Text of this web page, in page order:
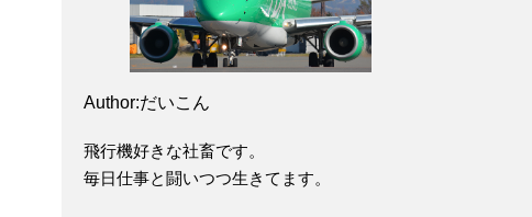
Author:だいこん
飛行機好きな社畜です。
毎日仕事と闘いつつ生きてます。